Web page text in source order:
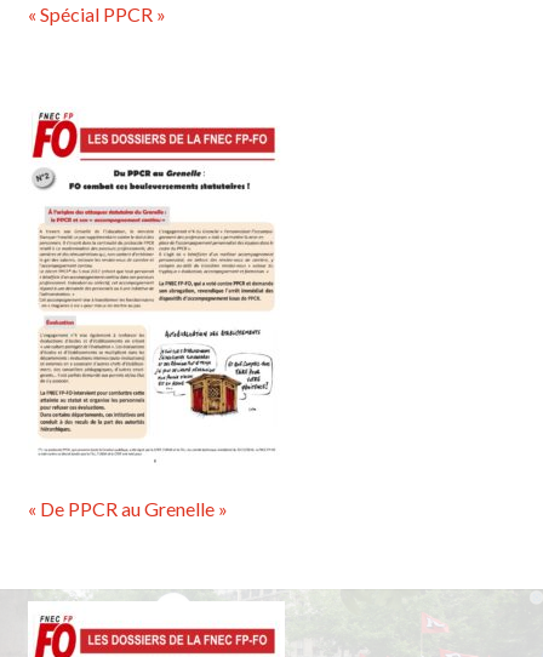
« Spécial PPCR »
« De PPCR au Grenelle »